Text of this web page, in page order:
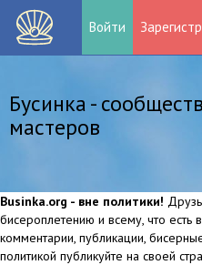
Войти
Бусинка -
мастеров
Businka.org - вне политики!
бисероплетению и всему, что есть
комментарии, публикации,
политикой публикуйте на своей